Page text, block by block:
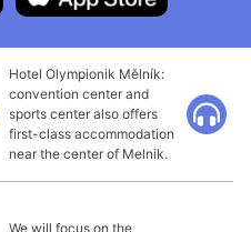
Hotel Olympionik Mělník:
convention center and
sports center also offers
first-class accommodation
near the center of Melnik.
We will focus on the